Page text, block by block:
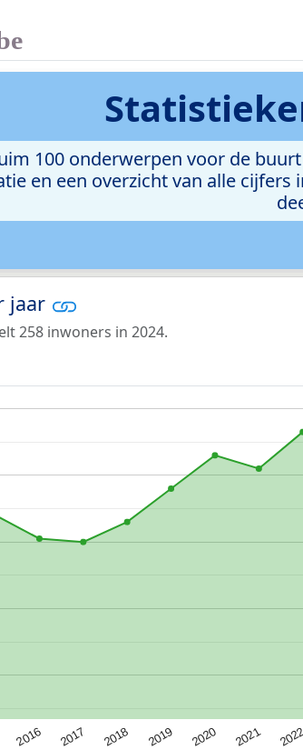
100 onderwerpen voor de
en een overzicht van alle
jaar
258 inwoners in 2024.
2016 2017 2018 2019 2020 2021